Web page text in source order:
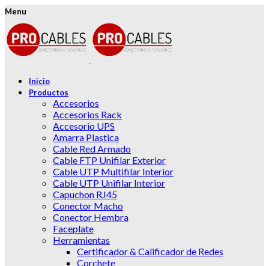
Menu
Inicio
Productos
Accesorios
Accesorios Rack
Accesorio UPS
Amarra Plastica
Cable Red Armado
Cable FTP Unifilar Exterior
Cable UTP Multifilar Interior
Cable UTP Unifilar Interior
Capuchon RJ45
Conector Macho
Conector Hembra
Faceplate
Herramientas
Certificador & Calificador de Redes
Corchete